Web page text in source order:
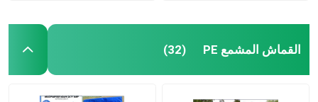
القماش المشمع PE (32)